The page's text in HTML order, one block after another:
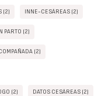
(2) INNE-CESÁREAS (2)
PARTO (2)
(2)
(2) DATOS CESÁREAS (2)